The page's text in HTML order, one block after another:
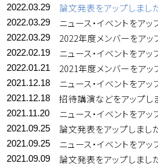
2022.03.29 論文発表をアップしまし
2022.03.29 ニュース・イベントをアッ
2022.03.29 2022年度メンバーをアッ
2022.02.19 ニュース・イベントをアッ
2022.01.21 2021年度メンバーをアッ
2021.12.18 ニュース・イベントをアッ
2021.12.18 招待講演などをアップし
2021.11.20 ニュース・イベントをアッ
2021.09.25 論文発表をアップしまし
2021.09.25 ニュース・イベントをアッ
2021.09.09 論文発表をアップしまし